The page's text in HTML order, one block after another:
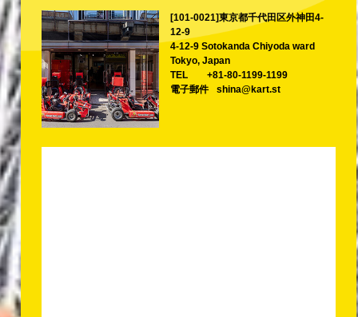
[101-0021]東京都千代田区外神田4-
12-9
4-12-9 Sotokanda Chiyoda ward
Tokyo, Japan
TEL
+81-80-1199-1199
電子郵件
shina@kart.st